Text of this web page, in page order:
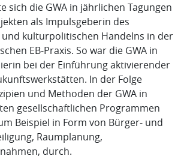
sich die GWA in jährlichen Tagungen
als Impulsgeberin des
und kulturpolitischen Handelns in der
EB-Praxis. So war die GWA in
bei der Einführung aktivierender
In der Folge
und Methoden der GWA in
gesellschaftlichen Programmen
Beispiel in Form von Bürger- und
Raumplanung,
durch.